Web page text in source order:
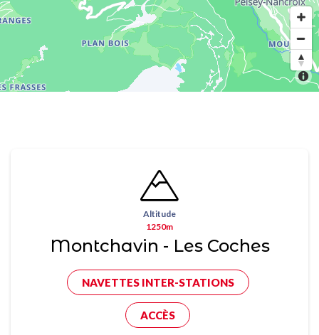
Altitude
1250m
Montchavin - Les Coches
NAVETTES INTER-STATIONS
ACCÈS